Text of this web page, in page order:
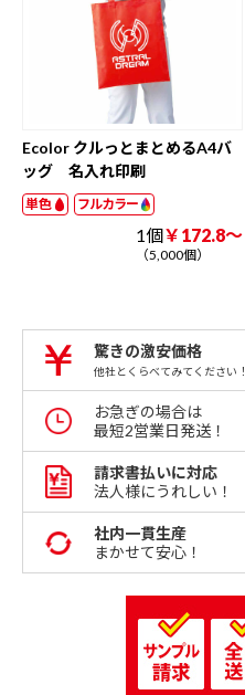
Ecolor クルっとまとめるA4バ
ッグ 名入れ印刷
単色 フルカラー
1個￥172.8～
（5,000個）
驚きの激安価格
他社とくらべてみてください！
お急ぎの場合は
最短2営業日発送！
請求書払いに対応
法人様にうれしい！
社内一貫生産
まかせて安心！